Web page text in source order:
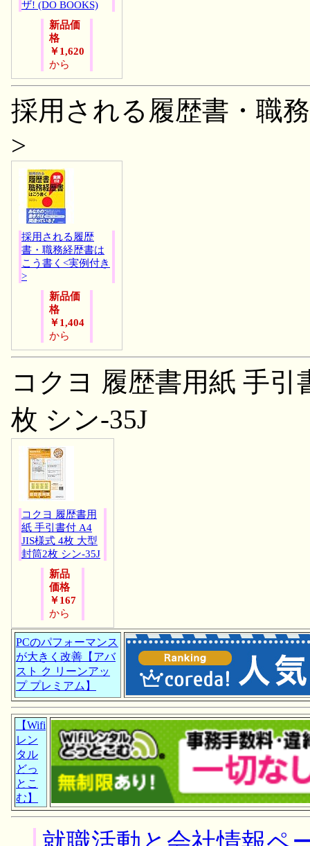
ザ! (DO BOOKS)
新品価
格
￥1,620
から
採用される履歴書・職
>
採用される履歴
書・職務経歴書は
こう書く<実例付き
>
新品価
格
￥1,404
から
コクヨ 履歴書用紙 手引
枚 シン-35J
コクヨ 履歴書用
紙 手引書付 A4
JIS様式 4枚 大型
封筒2枚 シン-35J
新品
価格
￥167
から
PCのパフォーマンス
が大きく改善【アバ
スト ク リーンアッ
プ プレミアム】
【Wifi
レン
タル
どっ
とこ
む】